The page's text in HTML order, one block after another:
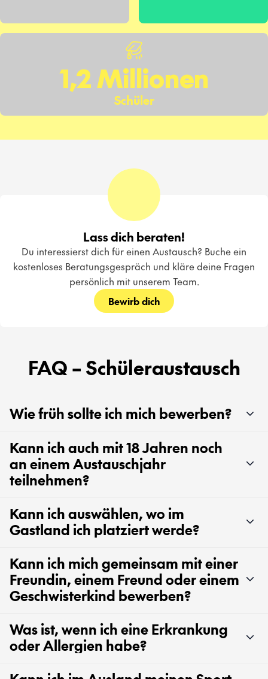
1,2 Millionen
Schüler
Lass dich beraten!
Du interessierst dich für einen Austausch? Buche ein
kostenloses Beratungsgespräch und kläre deine Fragen
persönlich mit unserem Team.
Bewirb dich
FAQ – Schüleraustausch
Wie früh sollte ich mich bewerben?
Kann ich auch mit 18 Jahren noch
an einem Austauschjahr
teilnehmen?
Kann ich auswählen, wo im
Gastland ich platziert werde?
Kann ich mich gemeinsam mit einer
Freundin, einem Freund oder einem
Geschwisterkind bewerben?
Was ist, wenn ich eine Erkrankung
oder Allergien habe?